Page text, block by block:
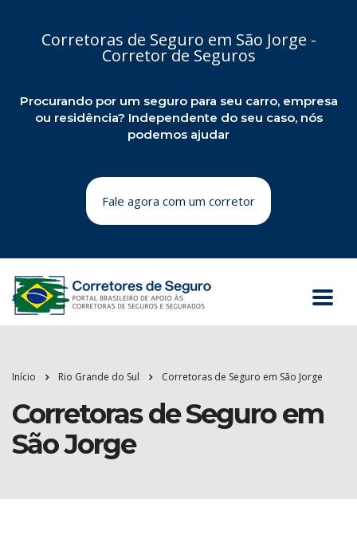
Corretoras de Seguro em São Jorge -
Corretor de Seguros
Procurando por um seguro para seu carro, empresa
ou residência? Independente do seu caso, nós
podemos ajudar
Fale agora com um corretor
Início Rio Grande do Sul Corretoras de Seguro em São Jorge
Corretoras de Seguro em
São Jorge